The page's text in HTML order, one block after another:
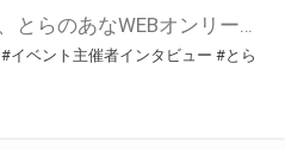
こんにちは、とらのあなWEBオンリー運営スタッフです。 新たにお届けする、イベント主催者インタビュー-マルシェ編-は、 とらのあなWEBオンリー「マルシェ」をご利用した主催様に 「マルシェ」を使って開催した感想や心がけをお聞きする企画です。 今回は、WEBオンリー初開催「つるみかるぱれーど
#イベント主催者インタビュー #とら